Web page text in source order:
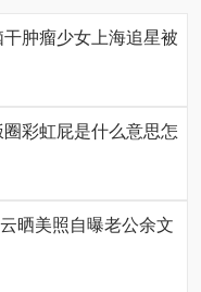
肿瘤少女上海追星被
彩虹屁是什么意思怎
晒美照自曝老公余文